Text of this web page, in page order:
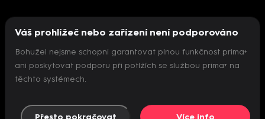
Nepodařilo se inicializovat přehrávač
Váš prohlížeč nebo zařízení není podporováno
Bohužel nejsme schopni garantovat plnou funkčnost prima+
ani poskytovat podporu při potížích se službou prima+ na
těchto systémech.
Přesto pokračovat Více info